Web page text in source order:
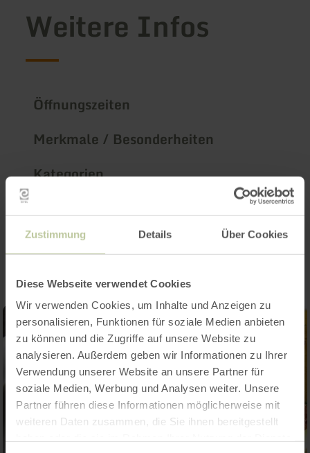
Zustimmung Details Über Cookies
Diese Webseite verwendet Cookies
Wir verwenden Cookies, um Inhalte und Anzeigen zu
personalisieren, Funktionen für soziale Medien anbieten
zu können und die Zugriffe auf unsere Website zu
analysieren. Außerdem geben wir Informationen zu Ihrer
Verwendung unserer Website an unsere Partner für
soziale Medien, Werbung und Analysen weiter. Unsere
Partner führen diese Informationen möglicherweise mit
weiteren Daten zusammen, die Sie ihnen bereitgestellt
Weitere Infos
Öffnungszeiten
Merkmale / Besonderheiten
Kategorien
Impressionen